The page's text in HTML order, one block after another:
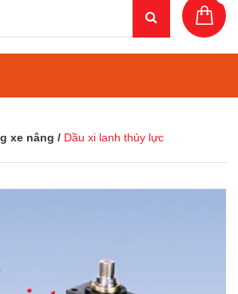
xe nâng / Dầu xi lanh thủy lực